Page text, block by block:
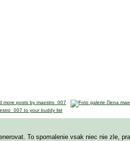
To spomalenie vsak niec nie zle,